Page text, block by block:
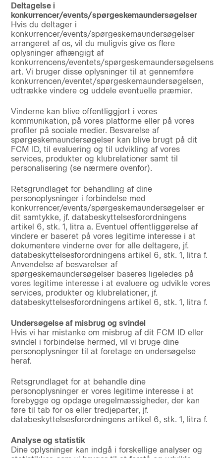
Deltagelse i
konkurrencer/events/spørgeskemaundersøgelser
Hvis du deltager i
konkurrencer/events/spørgeskemaundersøgelser
arrangeret af os, vil du muligvis give os flere
oplysninger afhængigt af
konkurrencens/eventets/spørgeskemaundersøgelsens
art. Vi bruger disse oplysninger til at gennemføre
konkurrencen/eventet/spørgeskemaundersøgelsen,
udtrække vindere og uddele eventuelle præmier.
Vinderne kan blive offentliggjort i vores
kommunikation, på vores platforme eller på vores
profiler på sociale medier. Besvarelse af
spørgeskemaundersøgelser kan blive brugt på dit
FCM ID, til evaluering og til udvikling af vores
services, produkter og klubrelationer samt til
personalisering (se nærmere ovenfor).
Retsgrundlaget for behandling af dine
personoplysninger i forbindelse med
konkurrencer/events/spørgeskemaundersøgelser er
dit samtykke, jf. databeskyttelsesforordningens
artikel 6, stk. 1, litra a. Eventuel offentliggørelse af
vindere er baseret på vores legitime interesse i at
dokumentere vinderne over for alle deltagere, jf.
databeskyttelsesforordningens artikel 6, stk. 1, litra f.
Anvendelse af besvarelser af
spørgeskemaundersøgelser baseres ligeledes på
vores legitime interesse i at evaluere og udvikle vores
services, produkter og klubrelationer, jf.
databeskyttelsesforordningens artikel 6, stk. 1, litra f.
Undersøgelse af misbrug og svindel
Hvis vi har mistanke om misbrug af dit FCM ID eller
svindel i forbindelse hermed, vil vi bruge dine
personoplysninger til at foretage en undersøgelse
heraf.
Retsgrundlaget for at behandle dine
personoplysninger er vores legitime interesse i at
forebygge og opdage uregelmæssigheder, der kan
føre til tab for os eller tredjeparter, jf.
databeskyttelsesforordningens artikel 6, stk. 1, litra f.
Analyse og statistik
Dine oplysninger kan indgå i forskellige analyser og